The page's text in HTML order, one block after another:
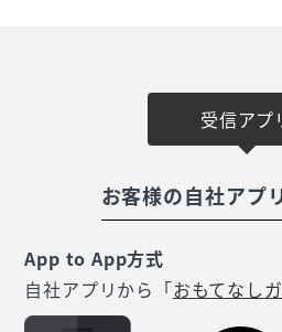
受信アプ
お客様の自社アプ
App to App方式
自社アプリから「おもてなし